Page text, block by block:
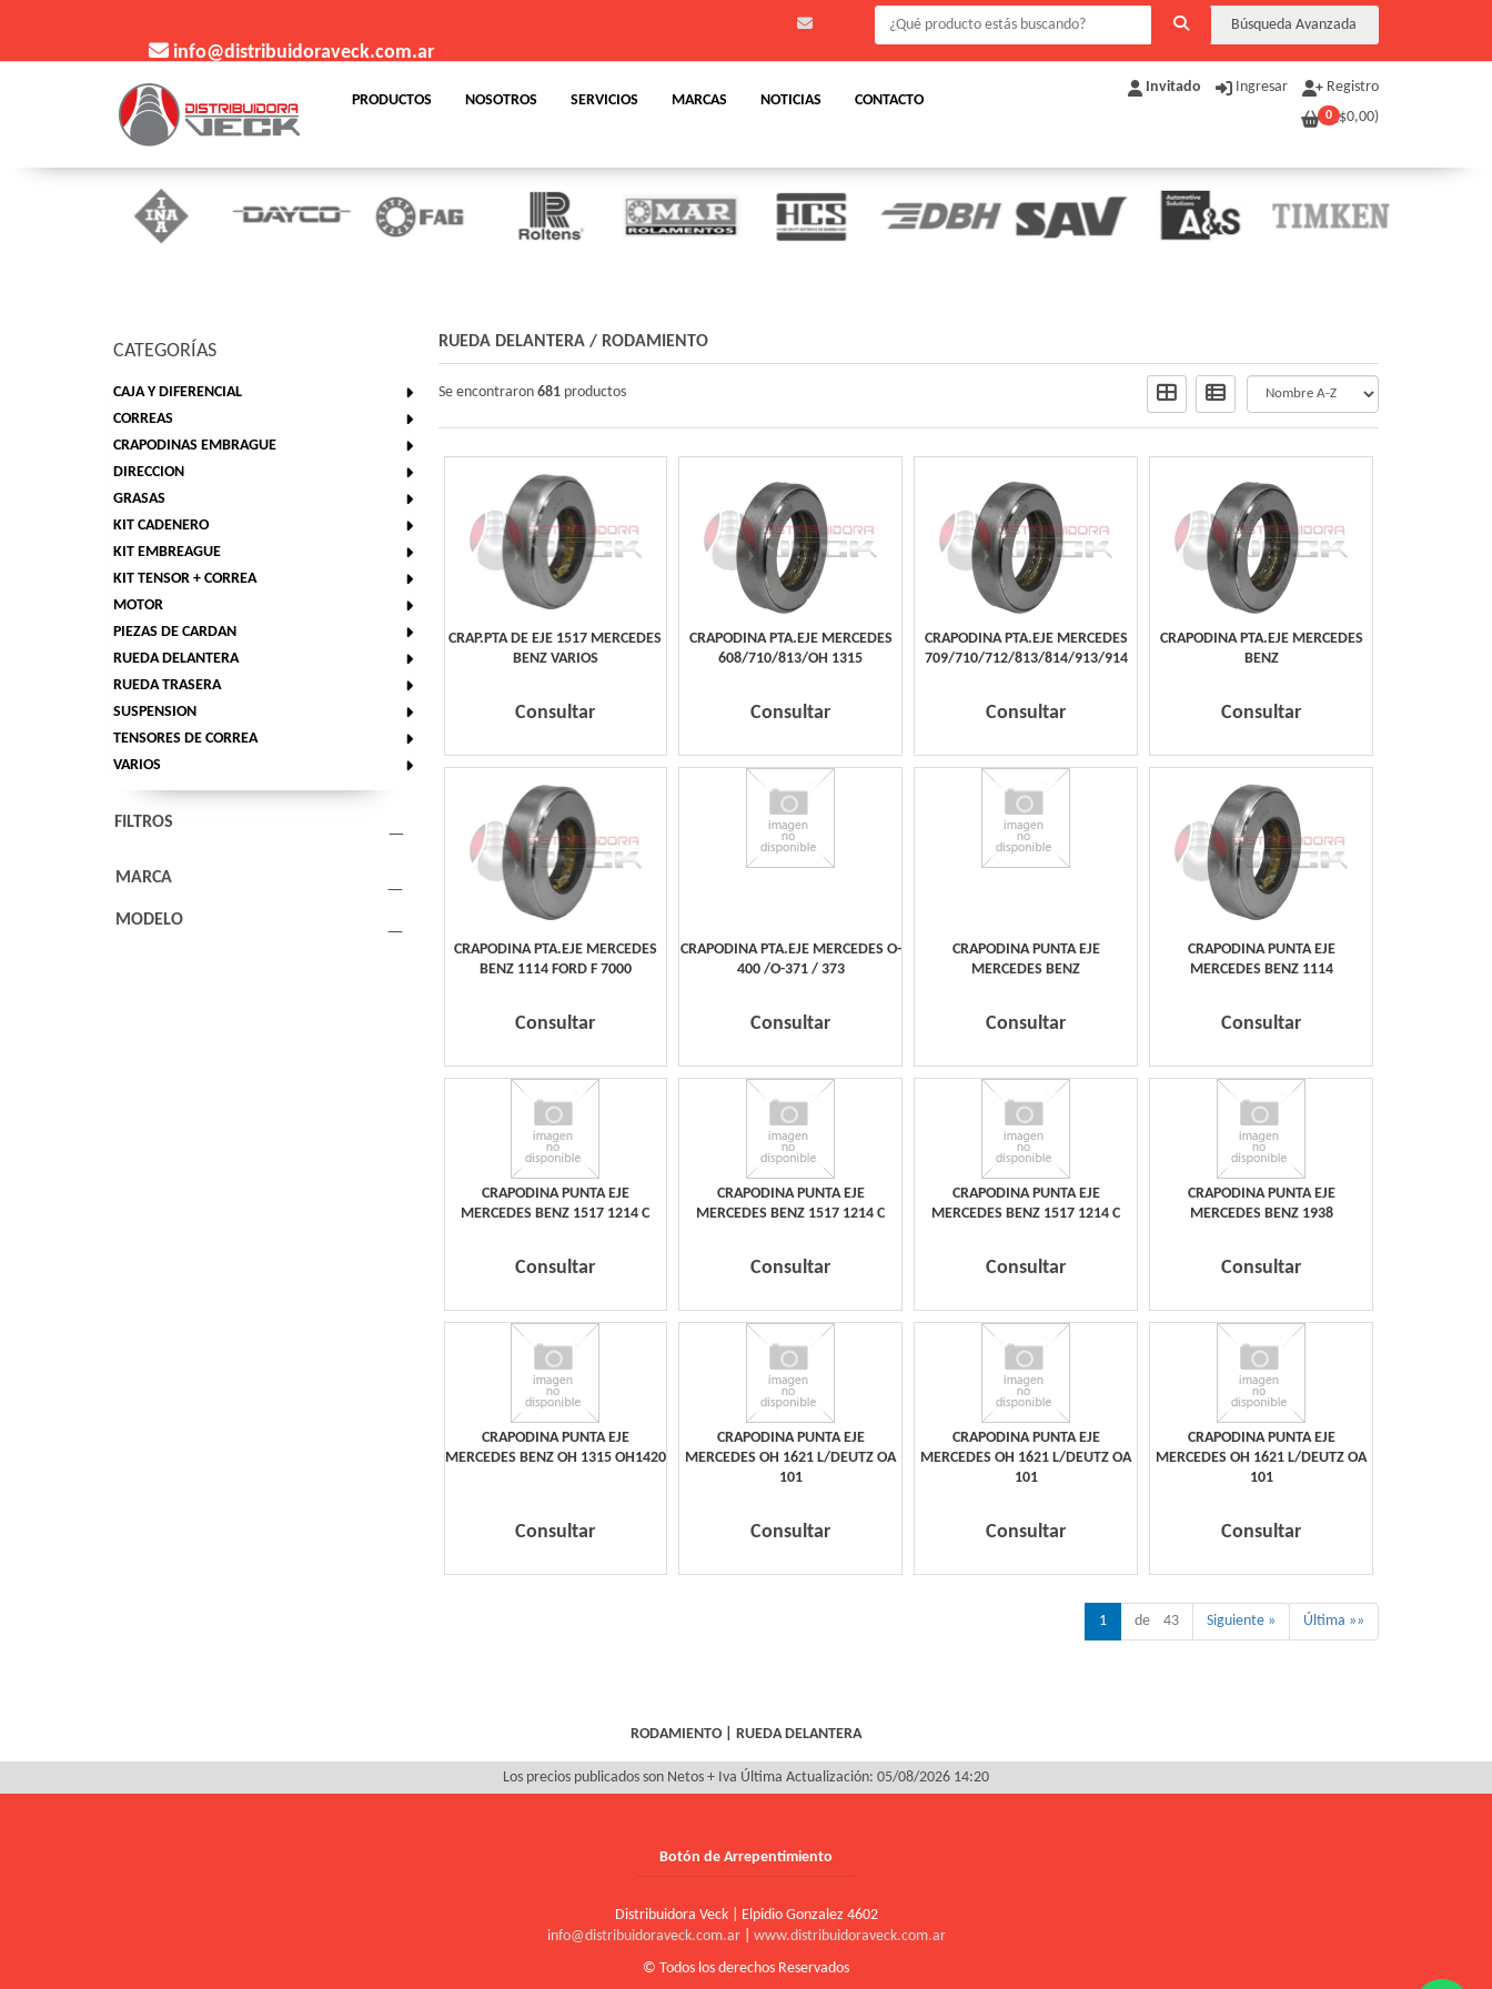
Búsqueda Avanzada
Invitado Ingresar Registro
0 ($0,00)
PRODUCTOS NOSOTROS SERVICIOS MARCAS NOTICIAS CONTACTO
info@distribuidoraveck.com.ar
CATEGORÍAS
CAJA Y DIFERENCIAL
CORREAS
CRAPODINAS EMBRAGUE
DIRECCION
GRASAS
KIT CADENERO
KIT EMBREAGUE
KIT TENSOR + CORREA
MOTOR
PIEZAS DE CARDAN
RUEDA DELANTERA
RUEDA TRASERA
SUSPENSION
TENSORES DE CORREA
VARIOS
FILTROS
MARCA
MODELO
RUEDA DELANTERA/ RODAMIENTO
Se encontraron 681 productos
CRAP.PTA DE EJE 1517 MERCEDES
BENZ VARIOS
Consultar
CRAPODINA PTA.EJE MERCEDES
608/710/813/OH 1315
Consultar
CRAPODINA PTA.EJE MERCEDES
709/710/712/813/814/913/914
Consultar
CRAPODINA PTA.EJE MERCEDES
BENZ
Consultar
CRAPODINA PTA.EJE MERCEDES
BENZ 1114 FORD F 7000
Consultar
CRAPODINA PTA.EJE MERCEDES O-
400 /O-371 / 373
Consultar
CRAPODINA PUNTA EJE
MERCEDES BENZ
Consultar
CRAPODINA PUNTA EJE
MERCEDES BENZ 1114
Consultar
CRAPODINA PUNTA EJE
MERCEDES BENZ 1517 1214 C
Consultar
CRAPODINA PUNTA EJE
MERCEDES BENZ 1517 1214 C
Consultar
CRAPODINA PUNTA EJE
MERCEDES BENZ 1517 1214 C
Consultar
CRAPODINA PUNTA EJE
MERCEDES BENZ 1938
Consultar
CRAPODINA PUNTA EJE
MERCEDES BENZ OH 1315 OH1420
Consultar
CRAPODINA PUNTA EJE
MERCEDES OH 1621 L/DEUTZ OA
101
Consultar
CRAPODINA PUNTA EJE
MERCEDES OH 1621 L/DEUTZ OA
101
Consultar
CRAPODINA PUNTA EJE
MERCEDES OH 1621 L/DEUTZ OA
101
Consultar
1 de 43 Siguiente » Última »»
RODAMIENTO RUEDA DELANTERA
Los precios publicados son Netos + Iva Última Actualización: 05/08/2026 14:20
Botón de Arrepentimiento
Distribuidora Veck | Elpidio Gonzalez 4602
info@distribuidoraveck.com.ar| www.distribuidoraveck.com.ar
© Todos los derechos Reservados